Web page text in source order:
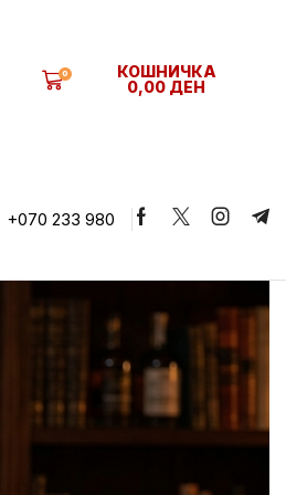
0
КОШНИЧКА
0,00 ДЕН
+070 233 980